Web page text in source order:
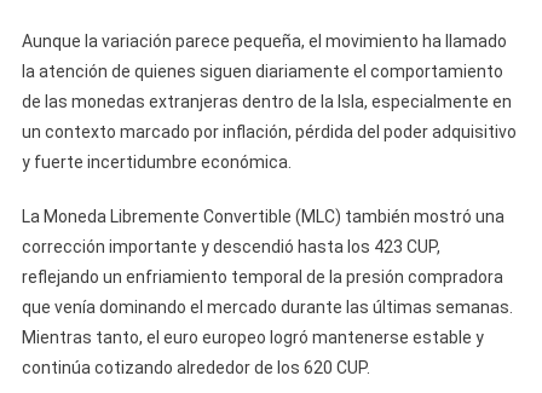
Aunque la variación parece pequeña, el movimiento ha llamado
la atención de quienes siguen diariamente el comportamiento
de las monedas extranjeras dentro de la Isla, especialmente en
un contexto marcado por inflación, pérdida del poder adquisitivo
y fuerte incertidumbre económica.
La Moneda Libremente Convertible (MLC) también mostró una
corrección importante y descendió hasta los 423 CUP,
reflejando un enfriamiento temporal de la presión compradora
que venía dominando el mercado durante las últimas semanas.
Mientras tanto, el euro europeo logró mantenerse estable y
continúa cotizando alrededor de los 620 CUP.